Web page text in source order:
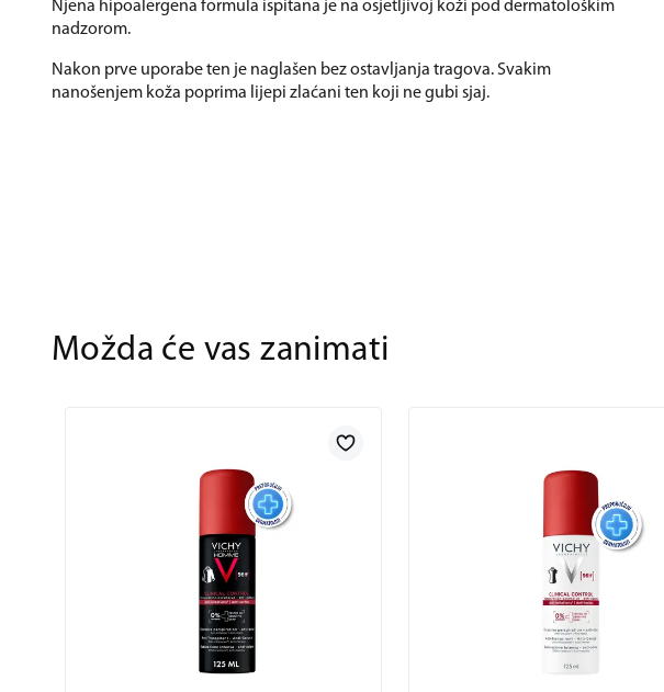
Njena hipoalergena formula ispitana je na osjetljivoj koži pod dermatološkim
nadzorom.
Nakon prve uporabe ten je naglašen bez ostavljanja tragova. Svakim
nanošenjem koža poprima lijepi zlaćani ten koji ne gubi sjaj.
Možda će vas zanimati